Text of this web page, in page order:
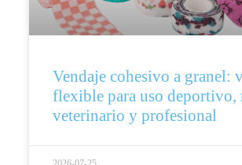
Vendaje cohesivo a granel:
flexible para uso deportivo,
veterinario y profesional